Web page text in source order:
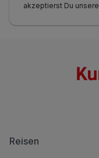
akzeptierst Du unsere
Reisen